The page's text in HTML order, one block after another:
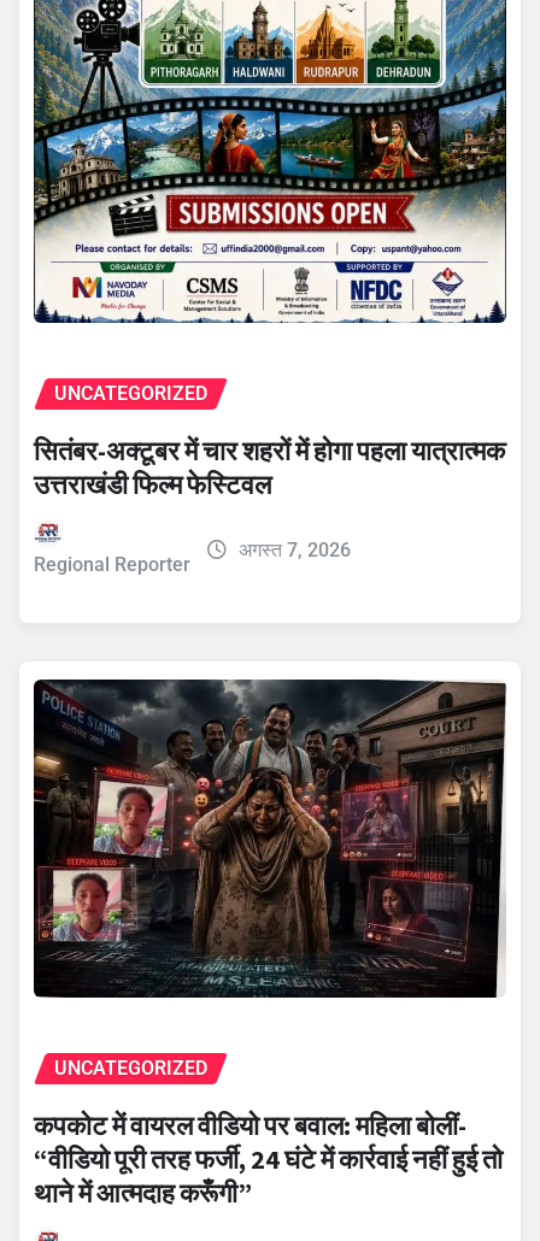
UNCATEGORIZED
सितंबर-अक्टूबर में चार शहरों में होगा पहला यात्रात्मक
उत्तराखंडी फिल्म फेस्टिवल
Regional Reporter
अगस्त 7, 2026
UNCATEGORIZED
कपकोट में वायरल वीडियो पर बवाल: महिला बोलीं-
“वीडियो पूरी तरह फर्जी, 24 घंटे में कार्रवाई नहीं हुई तो
थाने में आत्मदाह करूँगी”